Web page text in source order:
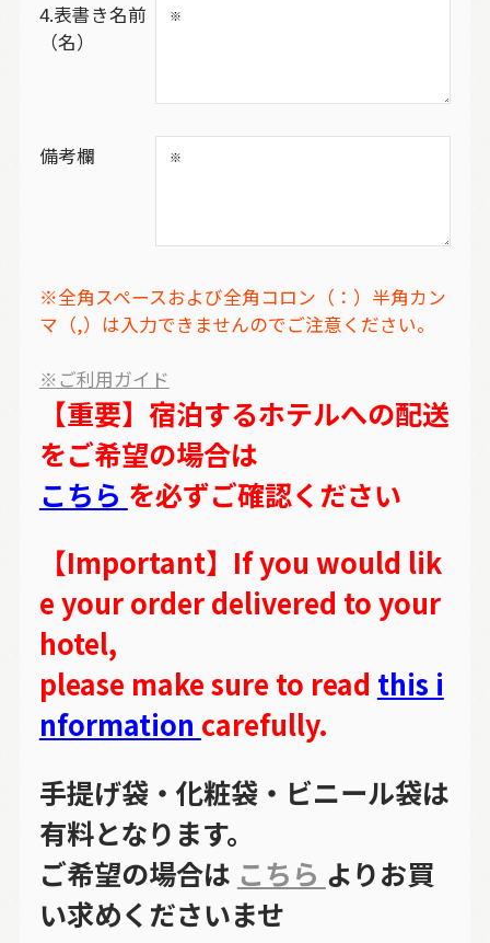
4.表書き名前
（名）
備考欄
※全角スペースおよび全角コロン（：）半角カン
マ（,）は入力できませんのでご注意ください。
※ご利用ガイド
【重要】宿泊するホテルへの配送
をご希望の場合は
こちら を必ずご確認ください
【Important】If you would lik
e your order delivered to your
hotel,
please make sure to read this i
nformation carefully.
手提げ袋・化粧袋・ビニール袋は
有料となります。
ご希望の場合は こちら よりお買
い求めくださいませ